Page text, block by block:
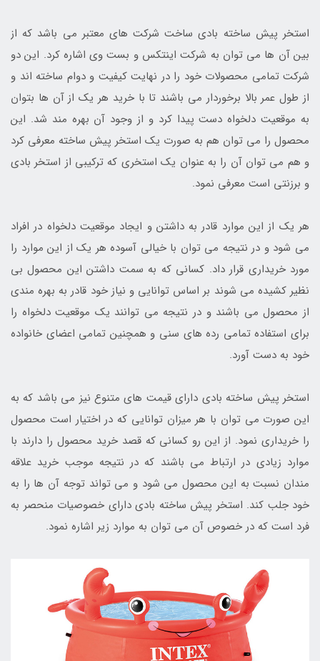
استخر پیش ساخته بادی ساخت شرکت های معتبر می باشد که از
بین آن ها می توان به شرکت اینتکس و بست وی اشاره کرد. این دو
شرکت تمامی محصولات خود را در نهایت کیفیت و دوام ساخته اند و
از طول عمر بالا برخوردار می باشند تا با خرید هر یک از آن ها بتوان
به موقعیت دلخواه دست پیدا کرد و از وجود آن بهره مند شد. این
محصول را می توان هم به صورت یک استخر پیش ساخته معرفی کرد
و هم می توان آن را به عنوان یک استخری که ترکیبی از استخر بادی
و برزنتی است معرفی نمود.
هر یک از این موارد قادر به داشتن و ایجاد موقعیت دلخواه در افراد
می شود و در نتیجه می توان با خیالی آسوده هر یک از این موارد را
مورد خریداری قرار داد. کسانی که به سمت داشتن این محصول بی
نظیر کشیده می شوند بر اساس توانایی و نیاز خود قادر به بهره مندی
از محصول می باشند و در نتیجه می توانند یک موقعیت دلخواه را
برای استفاده تمامی رده های سنی و همچنین تمامی اعضای خانواده
خود به دست آورد.
استخر پیش ساخته بادی دارای قیمت های متنوع نیز می باشد که به
این صورت می توان با هر میزان توانایی که در اختیار است محصول
را خریداری نمود. از این رو کسانی که قصد خرید محصول را دارند با
موارد زیادی در ارتباط می باشند که در نتیجه موجب خرید علاقه
مندان نسبت به این محصول می شود و می تواند توجه آن ها را به
خود جلب کند. استخر پیش ساخته بادی دارای خصوصیات منحصر به
فرد است که در خصوص آن می توان به موارد زیر اشاره نمود.